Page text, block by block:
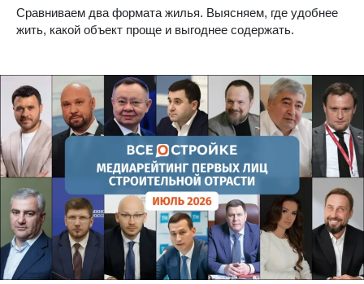
Сравниваем два формата жилья. Выясняем, где удобнее
жить, какой объект проще и выгоднее содержать.